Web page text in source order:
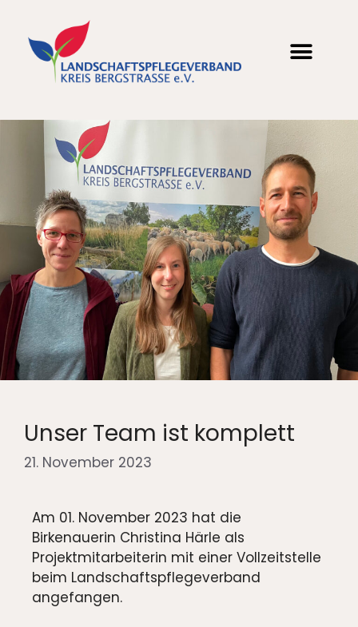
Unser Team ist komplett
21. November 2023
Am 01. November 2023 hat die
Birkenauerin Christina Härle als
Projektmitarbeiterin mit einer Vollzeitstelle
beim Landschaftspflegeverband
angefangen.